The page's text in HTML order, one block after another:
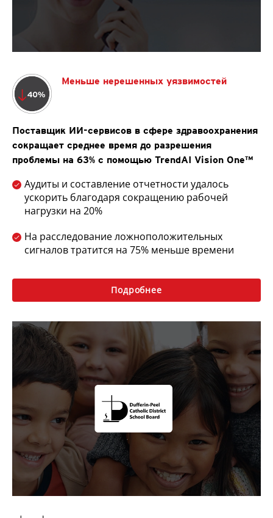
Меньше нерешенных уязвимостей
Поставщик ИИ-сервисов в сфере здравоохранения
сокращает среднее время до разрешения
проблемы на 63% с помощью TrendAI Vision One™
Аудиты и составление отчетности удалось
ускорить благодаря сокращению рабочей
нагрузки на 20%
На расследование ложноположительных
сигналов тратится на 75% меньше времени
Подробнее